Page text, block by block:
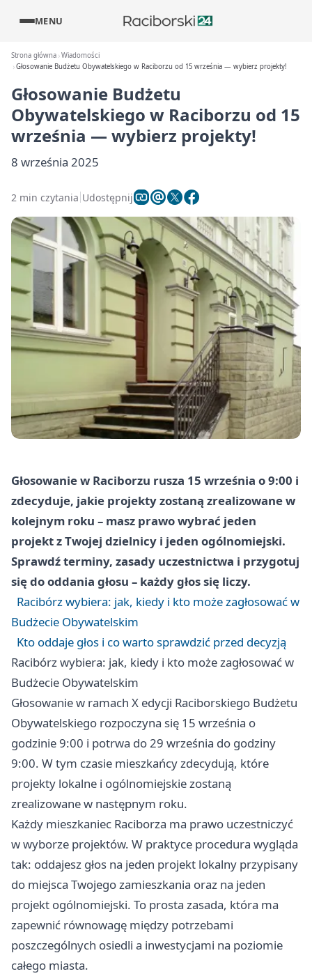
MENU
Strona główna Wiadomości
Głosowanie Budżetu Obywatelskiego w Raciborzu od 15 września — wybierz projekty!
Głosowanie Budżetu
Obywatelskiego w Raciborzu od 15
września — wybierz projekty!
8 września 2025
2 min czytania Udostępnij
Głosowanie w Raciborzu rusza 15 września o 9:00 i
zdecyduje, jakie projekty zostaną zrealizowane w
kolejnym roku – masz prawo wybrać jeden
projekt z Twojej dzielnicy i jeden ogólnomiejski.
Sprawdź terminy, zasady uczestnictwa i przygotuj
się do oddania głosu – każdy głos się liczy.
Racibórz wybiera: jak, kiedy i kto może zagłosować w
Budżecie Obywatelskim
Kto oddaje głos i co warto sprawdzić przed decyzją
Racibórz wybiera: jak, kiedy i kto może zagłosować w
Budżecie Obywatelskim
Głosowanie w ramach X edycji Raciborskiego Budżetu
Obywatelskiego rozpoczyna się 15 września o
godzinie 9:00 i potrwa do 29 września do godziny
9:00. W tym czasie mieszkańcy zdecydują, które
projekty lokalne i ogólnomiejskie zostaną
zrealizowane w następnym roku.
Każdy mieszkaniec Raciborza ma prawo uczestniczyć
w wyborze projektów. W praktyce procedura wygląda
tak: oddajesz głos na jeden projekt lokalny przypisany
do miejsca Twojego zamieszkania oraz na jeden
projekt ogólnomiejski. To prosta zasada, która ma
zapewnić równowagę między potrzebami
poszczególnych osiedli a inwestycjami na poziomie
całego miasta.